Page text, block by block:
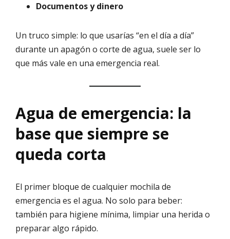
Documentos y dinero
Un truco simple: lo que usarías “en el día a día”
durante un apagón o corte de agua, suele ser lo
que más vale en una emergencia real.
Agua de emergencia: la
base que siempre se
queda corta
El primer bloque de cualquier mochila de
emergencia es el agua. No solo para beber:
también para higiene mínima, limpiar una herida o
preparar algo rápido.